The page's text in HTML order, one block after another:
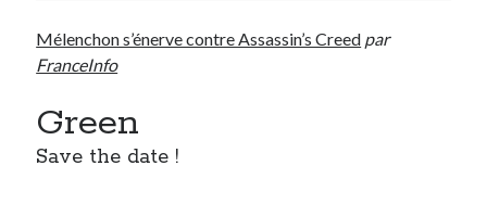
Mélenchon s’énerve contre Assassin’s Creed par
FranceInfo
Green
Save the date !